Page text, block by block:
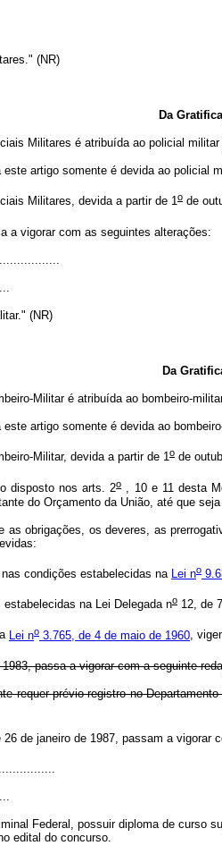
(NR)
Da
Militares é atribuída ao policial
artigo somente é devida ao policial
Militares, devida a partir de 1o de
a vigorar com as seguintes alterações:
(NR)
Da
Militar é atribuída ao bombeiro-
artigo somente é devida ao
Militar, devida a partir de 1o de
disposto nos arts. 2o, 10 e 11 desta
do Orçamento da União, até que
obrigações, os deveres, as
condições estabelecidas na Lei no
na Lei Delegada no 12, de
Lei no 3.765, de 4 de maio de 1960,
passa a vigorar com a seguinte
requer prévio registro no
26 de janeiro de 1987, passam a vigorar
Federal, possuir diploma de curso
edital do concurso.